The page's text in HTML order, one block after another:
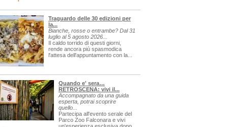
Traguardo delle 30 edizioni per
la...
Bianche, rosse o entrambe? Dal 31
luglio al 5 agosto 2026...
Il caldo torrido di questi giorni,
rende ancora più spasmodica
l'attesa dell'appuntamento con la...
Quando e' sera…
RETROSCENA: vivi il...
Accompagnato da una guida
esperta, potrai scoprire
quello...
Partecipa all'evento serale del
Parco Zoo Falconara e vivi